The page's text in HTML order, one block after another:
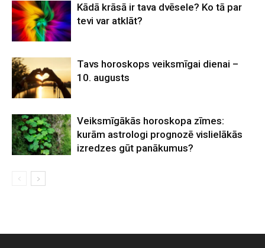
Kādā krāsā ir tava dvēsele? Ko tā par
tevi var atklāt?
Tavs horoskops veiksmīgai dienai –
10. augusts
Veiksmīgākās horoskopa zīmes:
kurām astrologi prognozē vislielākās
izredzes gūt panākumus?